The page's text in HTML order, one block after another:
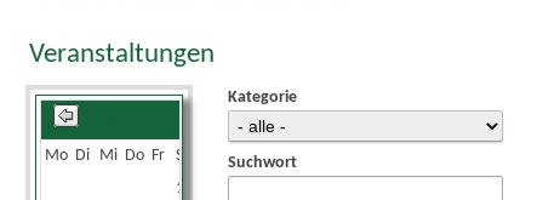
Veranstaltungen
Mo Di Mi Do Fr Sa
1
Kategorie
Suchwort